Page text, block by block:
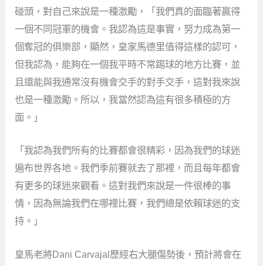
遍布世界各地。我們季前賽就去了那裡，而且每年都會
有更多的球迷來觀看。這對我們來說是一件很棒的事
情，因為無論我們在哪裡比賽，我們總是依賴球迷的支
持。」
皇馬老將Dani Carvajal歷經右大腿傷勢後，預計將會在
世俱盃迎來回歸，他談到世俱盃時，認為世俱盃的改變
和國家隊參加的世界盃很像，因為整個國家都會以非常
激烈的氛圍來體驗這項賽事。我相信它會成功。」
「它融合了不同的比賽風格、聯賽和大洲，這就是它的
特別之處。本賽季我們已經與帕丘卡和RB薩爾斯堡交手
陣希拉爾的首場比賽。」